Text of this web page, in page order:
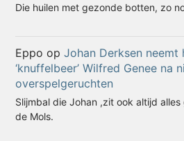
Die huilen met gezonde botten, zo
Eppo opJohan Derksen
‘knuffelbeer’ Wilfred Genee na
overspelgeruchten
Slijmbal die Johan ,zit ook altijd
de Mols.